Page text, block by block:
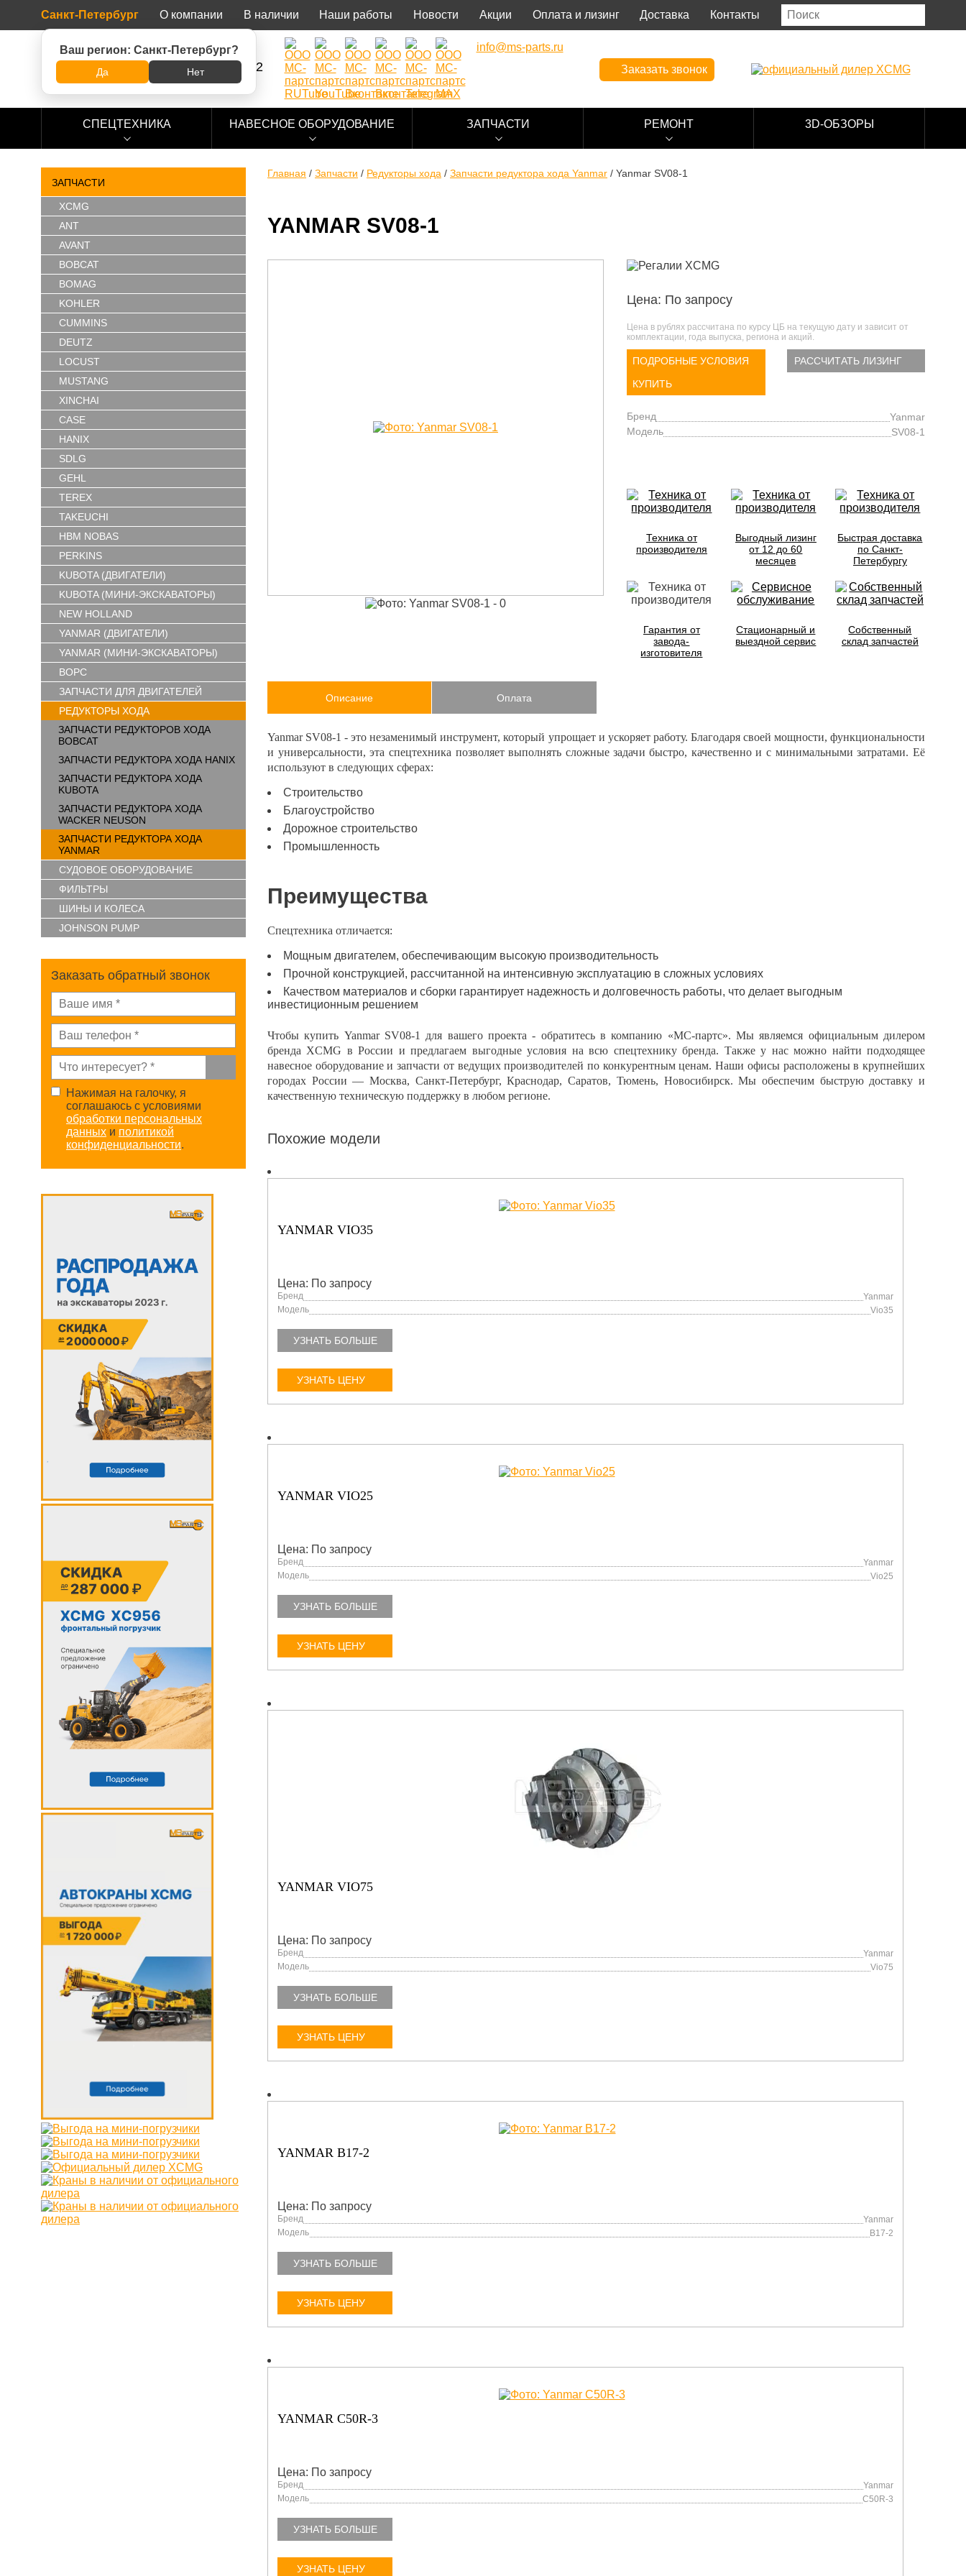
Санкт-Петербург
Ваш регион: Санкт-Петербург?
Да Нет
О компании В наличии Наши работы Новости Акции Оплата и лизинг Доставка Контакты
8 (800) 500-73-92
info@ms-parts.ru
Заказать звонок
СПЕЦТЕХНИКА НАВЕСНОЕ ОБОРУДОВАНИЕ ЗАПЧАСТИ РЕМОНТ 3D-ОБЗОРЫ
ЗАПЧАСТИ
XCMG
ANT
AVANT
BOBCAT
BOMAG
KOHLER
CUMMINS
DEUTZ
LOCUST
MUSTANG
XINCHAI
CASE
HANIX
SDLG
GEHL
TEREX
TAKEUCHI
HBM NOBAS
PERKINS
KUBOTA (ДВИГАТЕЛИ)
KUBOTA (МИНИ-ЭКСКАВАТОРЫ)
NEW HOLLAND
YANMAR (ДВИГАТЕЛИ)
YANMAR (МИНИ-ЭКСКАВАТОРЫ)
ВОРС
ЗАПЧАСТИ ДЛЯ ДВИГАТЕЛЕЙ
РЕДУКТОРЫ ХОДА
ЗАПЧАСТИ РЕДУКТОРОВ ХОДА
BOBCAT
ЗАПЧАСТИ РЕДУКТОРА ХОДА HANIX
ЗАПЧАСТИ РЕДУКТОРА ХОДА
KUBOTA
ЗАПЧАСТИ РЕДУКТОРА ХОДА
WACKER NEUSON
ЗАПЧАСТИ РЕДУКТОРА ХОДА
YANMAR
СУДОВОЕ ОБОРУДОВАНИЕ
ФИЛЬТРЫ
ШИНЫ И КОЛЕСА
JOHNSON PUMP
Заказать обратный звонок
Нажимая на галочку, я
соглашаюсь с условиями
обработки персональных
данных и политикой
конфиденциальности.
Главная / Запчасти / Редукторы хода / Запчасти редуктора хода Yanmar / Yanmar SV08-1
YANMAR SV08-1
Цена: По запросу
Цена в рублях рассчитана по курсу ЦБ на текущую дату и зависит от
комплектации, года выпуска, региона и акций.
ПОДРОБНЫЕ УСЛОВИЯ
РАССЧИТАТЬ ЛИЗИНГ
КУПИТЬ
Бренд
Yanmar
Модель
SV08-1
Техника от
производителя
Выгодный лизинг
от 12 до 60
месяцев
Быстрая доставка
по Санкт-
Петербургу
Гарантия от
завода-
изготовителя
Стационарный и
выездной сервис
Собственный
склад запчастей
Описание Оплата
Yanmar SV08-1 - это незаменимый инструмент, который упрощает и ускоряет работу. Благодаря своей мощности, функциональности
и универсальности, эта спецтехника позволяет выполнять сложные задачи быстро, качественно и с минимальными затратами. Её
используют в следующих сферах:
Строительство
Благоустройство
Дорожное строительство
Промышленность
Преимущества
Спецтехника отличается:
Мощным двигателем, обеспечивающим высокую производительность
Прочной конструкцией, рассчитанной на интенсивную эксплуатацию в сложных условиях
Качеством материалов и сборки гарантирует надежность и долговечность работы, что делает выгодным
инвестиционным решением
Чтобы купить Yanmar SV08-1 для вашего проекта - обратитесь в компанию «МС-партс». Мы являемся официальным дилером
бренда XCMG в России и предлагаем выгодные условия на всю спецтехнику бренда. Также у нас можно найти подходящее
навесное оборудование и запчасти от ведущих производителей по конкурентным ценам. Наши офисы расположены в крупнейших
городах России — Москва, Санкт-Петербург, Краснодар, Саратов, Тюмень, Новосибирск. Мы обеспечим быструю доставку и
качественную техническую поддержку в любом регионе.
Похожие модели
YANMAR VIO35
Цена: По запросу
Бренд
Yanmar
Модель
Vio35
УЗНАТЬ БОЛЬШЕ
УЗНАТЬ ЦЕНУ
YANMAR VIO25
Цена: По запросу
Бренд
Yanmar
Модель
Vio25
УЗНАТЬ БОЛЬШЕ
УЗНАТЬ ЦЕНУ
YANMAR VIO75
Цена: По запросу
Бренд
Yanmar
Модель
Vio75
УЗНАТЬ БОЛЬШЕ
УЗНАТЬ ЦЕНУ
YANMAR B17-2
Цена: По запросу
Бренд
Yanmar
Модель
B17-2
УЗНАТЬ БОЛЬШЕ
УЗНАТЬ ЦЕНУ
YANMAR C50R-3
Цена: По запросу
Бренд
Yanmar
Модель
C50R-3
УЗНАТЬ БОЛЬШЕ
УЗНАТЬ ЦЕНУ